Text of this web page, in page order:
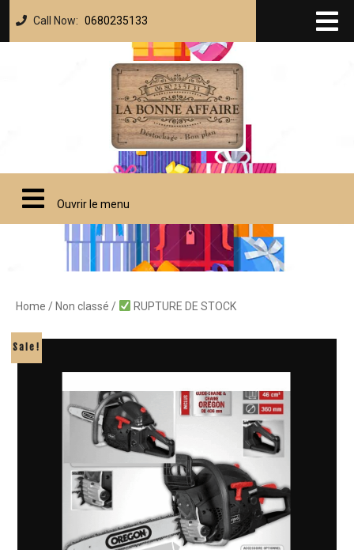
Call Now: 0680235133
Ouvrir le menu
Home / Non classé / RUPTURE DE STOCK
Sale!